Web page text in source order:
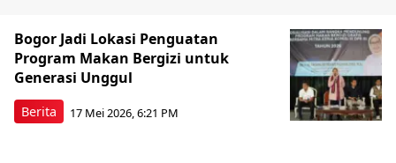
Berita
Bogor Jadi Lokasi Penguatan
Program Makan Bergizi untuk
Generasi Unggul
17 Mei 2026, 6:21 PM